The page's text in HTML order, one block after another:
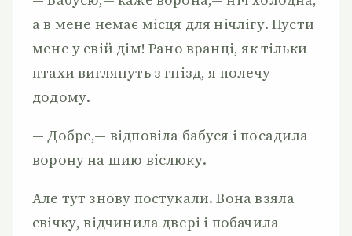
а в мене немає місця для нічлігу. Пусти
мене у свій дім! Рано вранці, як тільки
птахи виглянуть з гнізд, я полечу
додому.
— Добре,— відповіла бабуся і посадила
ворону на шию віслюку.
Але тут знову постукали. Вона взяла
свічку, відчинила двері і побачила